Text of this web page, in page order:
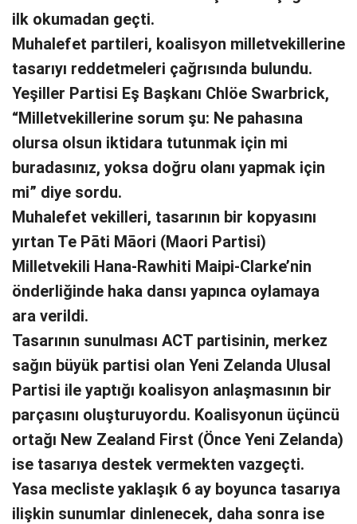
ilk okumadan geçti.
Muhalefet partileri, koalisyon milletvekillerine
tasarıyı reddetmeleri çağrısında bulundu.
Yeşiller Partisi Eş Başkanı Chlöe Swarbrick,
“Milletvekillerine sorum şu: Ne pahasına
olursa olsun iktidara tutunmak için mi
buradasınız, yoksa doğru olanı yapmak için
mi” diye sordu.
Muhalefet vekilleri, tasarının bir kopyasını
yırtan Te Pāti Māori (Maori Partisi)
Milletvekili Hana-Rawhiti Maipi-Clarke’nin
önderliğinde haka dansı yapınca oylamaya
ara verildi.
Tasarının sunulması ACT partisinin, merkez
sağın büyük partisi olan Yeni Zelanda Ulusal
Partisi ile yaptığı koalisyon anlaşmasının bir
parçasını oluşturuyordu. Koalisyonun üçüncü
ortağı New Zealand First (Önce Yeni Zelanda)
ise tasarıya destek vermekten vazgeçti.
Yasa mecliste yaklaşık 6 ay boyunca tasarıya
ilişkin sunumlar dinlenecek, daha sonra ise